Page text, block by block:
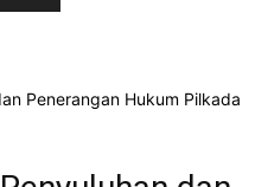
Penerangan Hukum Pilkada